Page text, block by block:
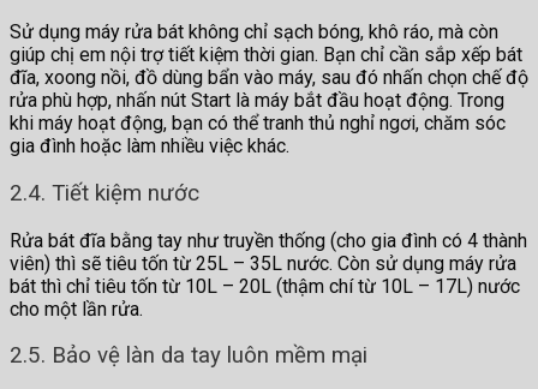
Sử dụng máy rửa bát không chỉ sạch bóng, khô ráo, mà còn
giúp chị em nội trợ tiết kiệm thời gian. Bạn chỉ cần sắp xếp bát
đĩa, xoong nồi, đồ dùng bẩn vào máy, sau đó nhấn chọn chế độ
rửa phù hợp, nhấn nút Start là máy bắt đầu hoạt động. Trong
khi máy hoạt động, bạn có thể tranh thủ nghỉ ngơi, chăm sóc
gia đình hoặc làm nhiều việc khác.
2.4. Tiết kiệm nước
Rửa bát đĩa bằng tay như truyền thống (cho gia đình có 4 thành
viên) thì sẽ tiêu tốn từ 25L – 35L nước. Còn sử dụng máy rửa
bát thì chỉ tiêu tốn từ 10L – 20L (thậm chí từ 10L – 17L) nước
cho một lần rửa.
2.5. Bảo vệ làn da tay luôn mềm mại